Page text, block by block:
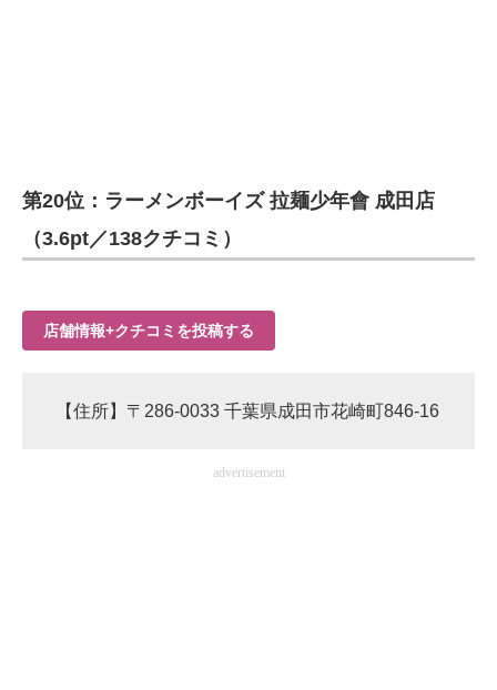
第20位：ラーメンボーイズ 拉麺少年會 成田店
（3.6pt／138クチコミ）
店舗情報+クチコミを投稿する
【住所】〒286-0033 千葉県成田市花崎町846-16
advertisement